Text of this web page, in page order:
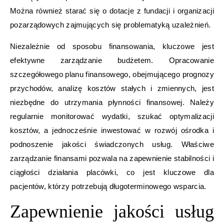
Można również starać się o dotacje z fundacji i organizacji
pozarządowych zajmujących się problematyką uzależnień.
Niezależnie od sposobu finansowania, kluczowe jest
efektywne zarządzanie budżetem. Opracowanie
szczegółowego planu finansowego, obejmującego prognozy
przychodów, analizę kosztów stałych i zmiennych, jest
niezbędne do utrzymania płynności finansowej. Należy
regularnie monitorować wydatki, szukać optymalizacji
kosztów, a jednocześnie inwestować w rozwój ośrodka i
podnoszenie jakości świadczonych usług. Właściwe
zarządzanie finansami pozwala na zapewnienie stabilności i
ciągłości działania placówki, co jest kluczowe dla
pacjentów, którzy potrzebują długoterminowego wsparcia.
Zapewnienie jakości usług